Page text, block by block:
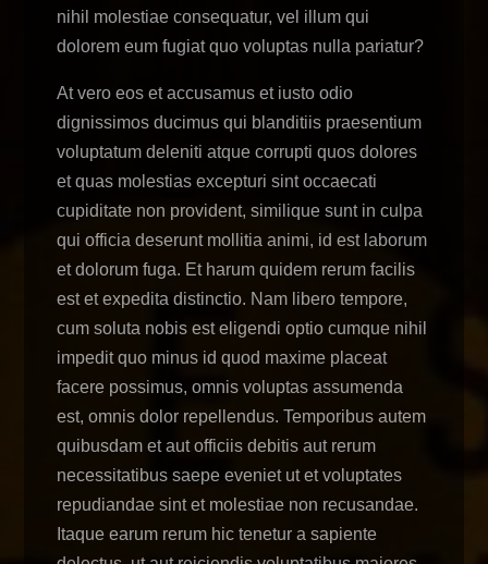
nihil molestiae consequatur, vel illum qui
dolorem eum fugiat quo voluptas nulla pariatur?
At vero eos et accusamus et iusto odio
dignissimos ducimus qui blanditiis praesentium
voluptatum deleniti atque corrupti quos dolores
et quas molestias excepturi sint occaecati
cupiditate non provident, similique sunt in culpa
qui officia deserunt mollitia animi, id est laborum
et dolorum fuga. Et harum quidem rerum facilis
est et expedita distinctio. Nam libero tempore,
cum soluta nobis est eligendi optio cumque nihil
impedit quo minus id quod maxime placeat
facere possimus, omnis voluptas assumenda
est, omnis dolor repellendus. Temporibus autem
quibusdam et aut officiis debitis aut rerum
necessitatibus saepe eveniet ut et voluptates
repudiandae sint et molestiae non recusandae.
Itaque earum rerum hic tenetur a sapiente